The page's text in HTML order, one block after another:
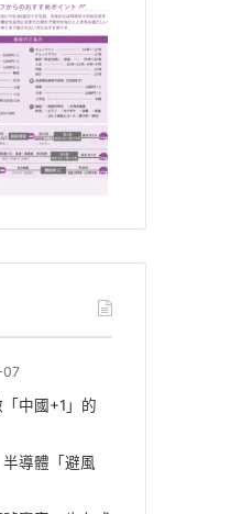
「中國+1」的
半導體「避風